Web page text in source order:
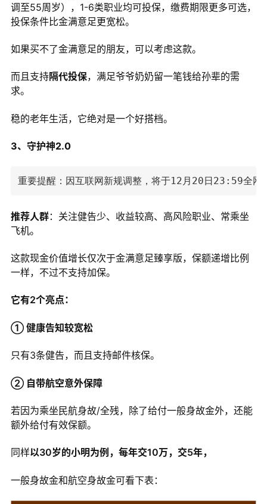
调至55周岁），1-6类职业均可投保，缴费期限更多可选，
投保条件比金满意足更宽松。
如果买不了金满意足的朋友，可以考虑这款。
而且支持隔代投保，满足爷爷奶奶留一笔钱给孙辈的需
求。
稳的老年生活，它绝对是一个好搭档。
3、守护神2.0
重要提醒：因互联网新规调整，将于12月20日23:59全网
推荐人群：关注健告少、收益较高、高风险职业、常乘坐
飞机。
这款现金价值增长仅次于金满意足臻享版，保额递增比例
一样，不过不支持加保。
它有2个亮点：
① 健康告知较宽松
只有3条健告，而且支持邮件核保。
② 自带航空意外保障
若因为乘坐民航身故/全残，除了给付一般身故金外，还能
额外给付有效保额。
同样以30岁的小明为例，每年交10万，交5年，
一般身故金和航空身故金可看下表：